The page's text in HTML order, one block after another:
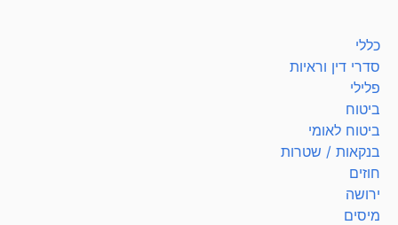
כללי
סדרי דין וראיות
פלילי
ביטוח
ביטוח לאומי
בנקאות / שטרות
חוזים
ירושה
מיסים